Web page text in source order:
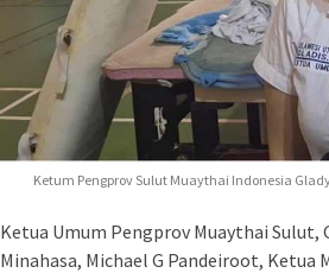
Ketum Pengprov Sulut Muaythai Indonesia
Ketua Umum Pengprov Muaythai Sulut,
Minahasa, Michael G Pandeiroot, Ketua